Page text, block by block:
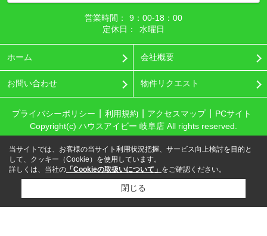
営業時間：
9：00‐18：00
定休日：
水曜日
ホーム 会社概要
お問い合わせ 物件リクエスト
プライバシーポリシー 利用規約 アクセスマップ
PCサイト
Copyright(c) ハウスアイビー 岐阜店 All rights reserved.
当サイトでは、お客様の当サイト利用状況把握、サービス向上検討を目的と
して、クッキー（Cookie）を使用しています。
詳しくは、当社の 「Cookieの取扱いについて」 をご確認ください。
閉じる